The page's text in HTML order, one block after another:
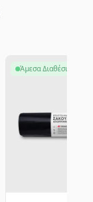
Άμεσα Διαθέσιμο